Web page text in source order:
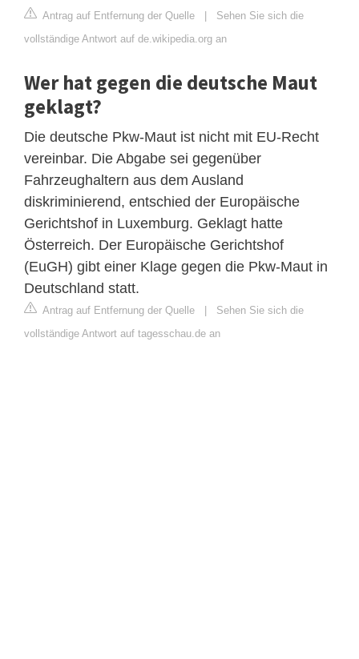
Antrag auf Entfernung der Quelle | Sehen Sie sich die
vollständige Antwort auf de.wikipedia.org an
Wer hat gegen die deutsche Maut
geklagt?
Die deutsche Pkw-Maut ist nicht mit EU-Recht
vereinbar. Die Abgabe sei gegenüber
Fahrzeughaltern aus dem Ausland
diskriminierend, entschied der Europäische
Gerichtshof in Luxemburg. Geklagt hatte
Österreich. Der Europäische Gerichtshof
(EuGH) gibt einer Klage gegen die Pkw-Maut in
Deutschland statt.
Antrag auf Entfernung der Quelle | Sehen Sie sich die
vollständige Antwort auf tagesschau.de an